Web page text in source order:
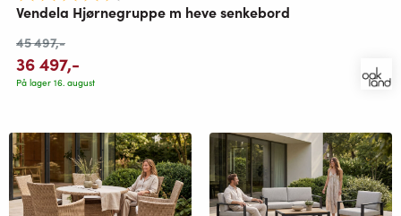
Vendela Hjørnegruppe m heve senkebord
45 497,-
36 497,-
På lager 16. august